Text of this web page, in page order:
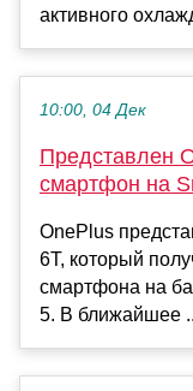
активного
10:00, 04 Дек
Представлен
смартфон на
OnePlus
6T, который
смартфона на
5. В ближайшее